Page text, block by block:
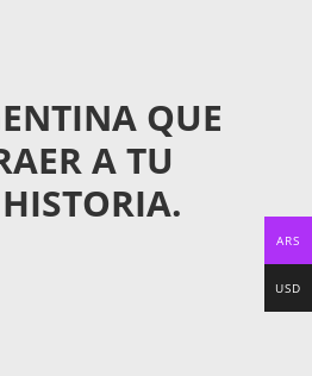
QUE
A TU
ARS
USD